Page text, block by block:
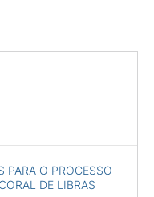
PARA O PROCESSO
DE LIBRAS